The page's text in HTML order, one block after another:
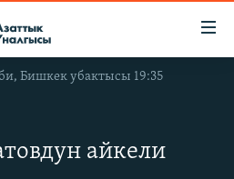
Бишкек убактысы 19:35
айкели